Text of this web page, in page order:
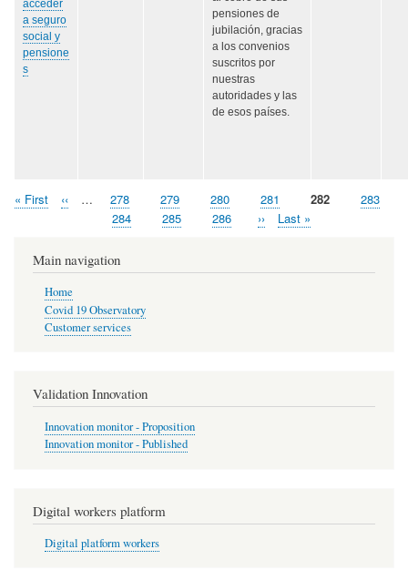
acceder
a seguro
social y
pensione
s
pensiones de
jubilación, gracias
a los convenios
suscritos por
nuestras
autoridades y las
de esos países.
Pagination
First
« First
Previous
‹‹ … Page
278 Page
279 Page
280 Page
281 Page
282 Page
283
Page
284 Page
285 Page
286
Next
››
Last
Last »
Main navigation
Home
Covid 19 Observatory
Customer services
Validation Innovation
Innovation monitor - Proposition
Innovation monitor - Published
Digital workers platform
Digital platform workers